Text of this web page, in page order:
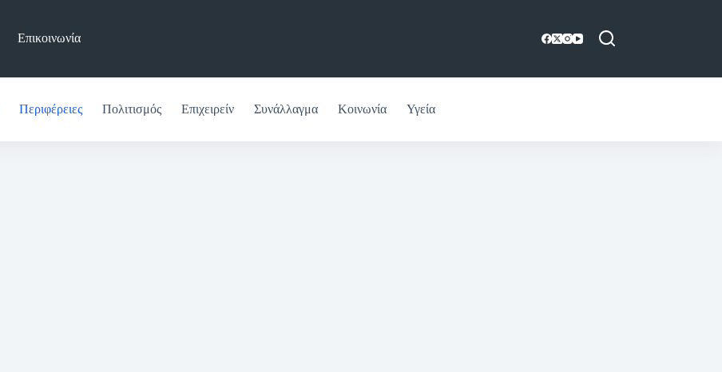
Επικοινωνία
Περιφέρειες Πολιτισμός Επιχειρείν Συνάλλαγμα Κοινωνία Υγεία